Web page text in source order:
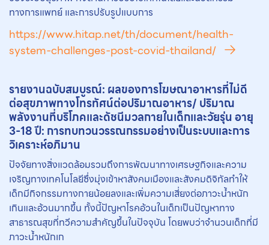
ทางการแพทย์ และการปรับรูปแบบการ
https://www.hitap.net/th/document/health-
system-challenges-post-covid-thailand/
รายงานฉบับสมบูรณ์: ผลของการโฆษณาอาหารที่ไม่ดี
ต่อสุขภาพทางโทรทัศน์ต่อปริมาณอาหาร/ ปริมาณ
พลังงานที่บริโภคและดัชนีมวลกายในเด็กและวัยรุ่น อายุ
3-18 ปี: การทบทวนวรรณกรรมอย่างเป็นระบบและการ
วิเคราะห์อภิมาน
ปัจจัยทางสิ่งแวดล้อมรวมถึงการพัฒนาทางเศรษฐกิจและความ
เจริญทางเทคโนโลยีซึ่งมุ่งเข้าหาสังคมเมืองและสังคมดิจิทัลทำให้
เด็กมีกิจกรรมทางกายน้อยลงและเพิ่มความเสี่ยงต่อภาวะน้ำหนัก
เกินและอ้วนมากขึ้น ทั้งนี้ปัญหาโรคอ้วนในเด็กเป็นปัญหาทาง
สาธารณสุขที่ทวีความสำคัญขึ้นในปัจจุบัน โดยพบว่าจำนวนเด็กที่มี
ภาวะน้ำหนักเก